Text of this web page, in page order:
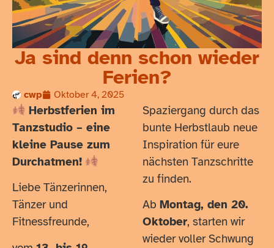
Ja sind denn schon wieder
Ferien?
cwp Oktober 4, 2025
Herbstferien im
Tanzstudio – eine
kleine Pause zum
Durchatmen!
Liebe Tänzerinnen,
Tänzer und
Fitnessfreunde,
Spaziergang durch das
bunte Herbstlaub neue
Inspiration für eure
nächsten Tanzschritte
zu finden.
AbMontag, den 20.
Oktober, starten wir
wieder voller Schwung